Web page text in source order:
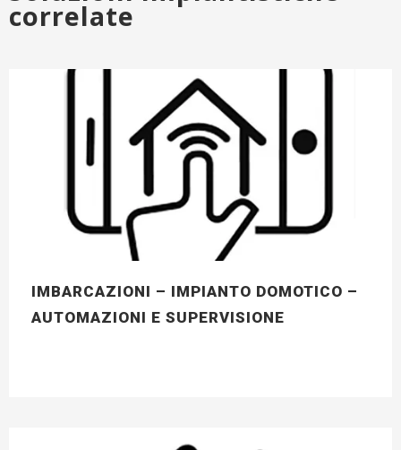
correlate
IMBARCAZIONI – IMPIANTO DOMOTICO –
AUTOMAZIONI E SUPERVISIONE